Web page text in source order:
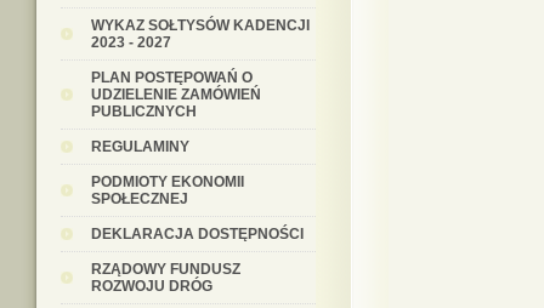
WYKAZ SOŁTYSÓW KADENCJI
2023 - 2027
PLAN POSTĘPOWAŃ O
UDZIELENIE ZAMÓWIEŃ
PUBLICZNYCH
REGULAMINY
PODMIOTY EKONOMII
SPOŁECZNEJ
DEKLARACJA DOSTĘPNOŚCI
RZĄDOWY FUNDUSZ
ROZWOJU DRÓG